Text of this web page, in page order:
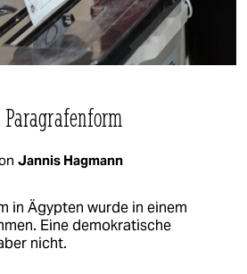
Jannis Hagmann
in Ägypten wurde in einem
Eine demokratische
nicht.